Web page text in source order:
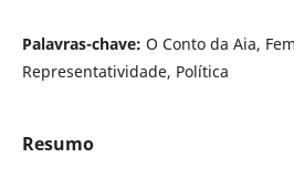
Palavras-chave: O Conto da Aia,
Representatividade, Política
Resumo